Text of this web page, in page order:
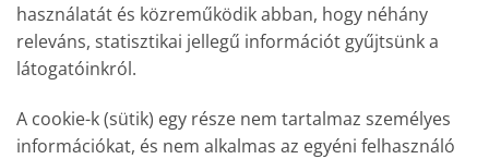
használatát és közreműködik abban, hogy néhány
releváns, statisztikai jellegű információt gyűjtsünk a
látogatóinkról.
A cookie-k (sütik) egy része nem tartalmaz személyes
információkat, és nem alkalmas az egyéni felhasználó